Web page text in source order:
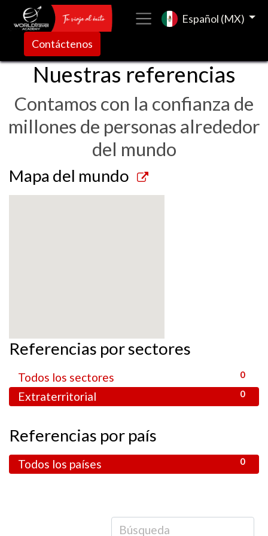
Español (MX)
Contáctenos
Nuestras referencias
Contamos con la confianza de
millones de personas alrededor
del mundo
Mapa del mundo
Referencias por sectores
0
Todos los sectores
0
Extraterritorial
Referencias por país
0
Todos los países